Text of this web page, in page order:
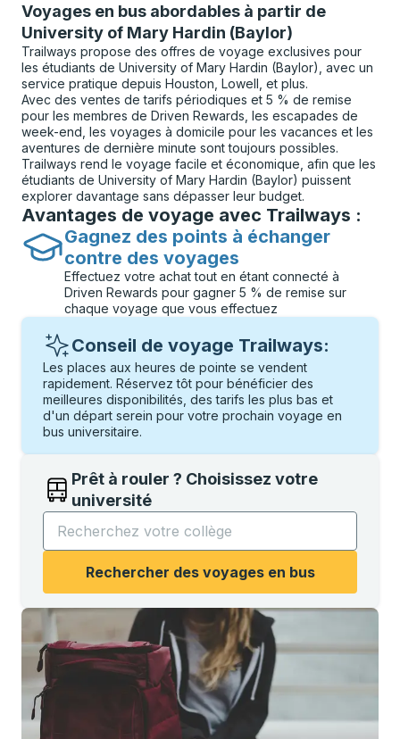
Voyages en bus abordables à partir de
University of Mary Hardin (Baylor)
Trailways propose des offres de voyage exclusives pour
les étudiants de University of Mary Hardin (Baylor), avec un
service pratique depuis Houston, Lowell, et plus.
Avec des ventes de tarifs périodiques et 5 % de remise
pour les membres de Driven Rewards, les escapades de
week-end, les voyages à domicile pour les vacances et les
aventures de dernière minute sont toujours possibles.
Trailways rend le voyage facile et économique, afin que les
étudiants de University of Mary Hardin (Baylor) puissent
explorer davantage sans dépasser leur budget.
Avantages de voyage avec Trailways :
Gagnez des points à échanger
contre des voyages
Effectuez votre achat tout en étant connecté à
Driven Rewards pour gagner 5 % de remise sur
chaque voyage que vous effectuez
Conseil de voyage Trailways:
Les places aux heures de pointe se vendent
rapidement. Réservez tôt pour bénéficier des
meilleures disponibilités, des tarifs les plus bas et
d'un départ serein pour votre prochain voyage en
bus universitaire.
Prêt à rouler ? Choisissez votre
université
Commencez à saisir le nom de l'université pour
Rechercher des voyages en bus